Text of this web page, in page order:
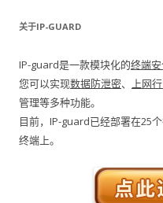
关于IP-GUARD
IP-guard是一款模块化的终端
您可以实现数据防泄密、 上网
管理等多种功能。
目前，IP-guard已经部署在25
终端上。